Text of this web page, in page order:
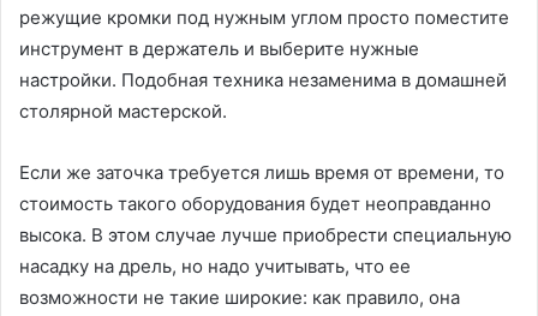
режущие кромки под нужным углом просто поместите
инструмент в держатель и выберите нужные
настройки. Подобная техника незаменима в домашней
столярной мастерской.
Если же заточка требуется лишь время от времени, то
стоимость такого оборудования будет неоправданно
высока. В этом случае лучше приобрести специальную
насадку на дрель, но надо учитывать, что ее
возможности не такие широкие: как правило, она